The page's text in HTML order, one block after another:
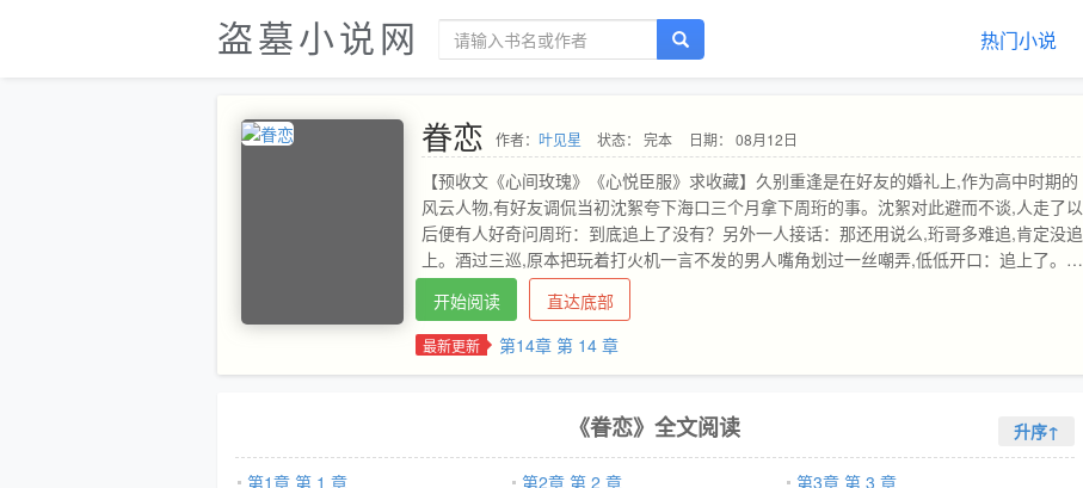
盗墓小说网 热门小说
眷恋 作者： 叶见星 状态： 完本 日期： 08月12日
【预收文《心间玫瑰》《心悦臣服》求收藏】久别重逢是在好友的婚礼上,作为高中时期的
风云人物,有好友调侃当初沈絮夸下海口三个月拿下周珩的事。沈絮对此避而不谈,人走了以
后便有人好奇问周珩：到底追上了没有？另外一人接话：那还用说么,珩哥多难追,肯定没追
上。酒过三巡,原本把玩着打火机一言不发的男人嘴角划过一丝嘲弄,低低开口：追上了。又
把我甩了。-和好后,某天沈絮偶然刷到某论坛,说周珩是圈子里出了名的男神,痞帅不羁追求
者无数,偏偏身边从未有过女人。正巧,周珩顶着半干的头发浴室走出来,沈絮抬头问他：为
什么？男人盯了她片刻,直接将人拉进怀里吻下去：因为老子爱你。-破镜重圆/痞帅深情赛
舞首席,被誉为百年难遇的古典美人。前来提亲的人踏破了裴家门槛儿,却迟迟未能听到好消
息,就在众人猜测裴小姐到底喜欢什么类型的时候,有人放出消息,裴小姐早就定了亲,是谢家
长孙,谢怀景。京市出了名的纨绔子弟。众人感慨,如此仙女般的人儿,却要配个风流成性的
开始阅读 直达底部
最新更新 第14章 第 14 章
《眷恋》全文阅读 升序↑
第1章 第 1 章 第2章 第 2 章
第3章 第 3 章